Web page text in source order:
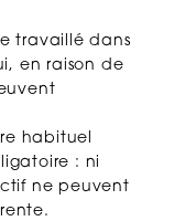
travaillé dans
en raison de
habituel
: ni
ne peuvent